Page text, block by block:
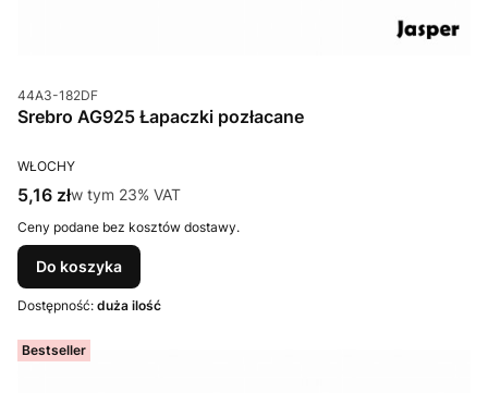
Kod produktu
44A3-182DF
Srebro AG925 Łapaczki pozłacane
PRODUCENT
WŁOCHY
Cena brutto
5,16 złw tym %s VAT
w tym 23% VAT
Ceny podane bez kosztów dostawy.
Do koszyka
Dostępność: duża ilość
Bestseller